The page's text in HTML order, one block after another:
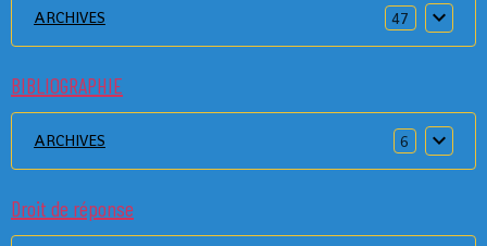
ARCHIVES 47
BIBLIOGRAPHIE
ARCHIVES 6
Droit de réponse